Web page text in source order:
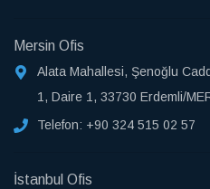
Mersin Ofis
Alata Mahallesi, Şenoğlu
1, Daire 1, 33730 Erdemli/
Telefon: +90 324 515 02 57
İstanbul Ofis